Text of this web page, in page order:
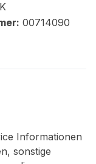
00714090
Informationen
sonstige